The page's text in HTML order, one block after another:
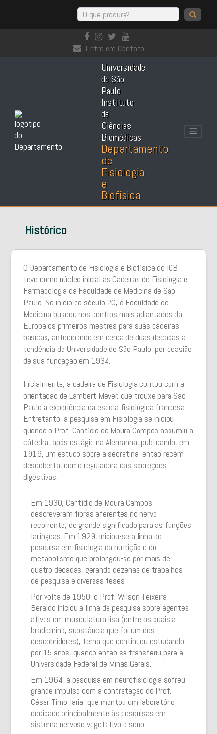
Entre em Contato
Universidade
de São
Paulo
Instituto
de
Ciências
Biomédicas
Departamento
de
Fisiologia
e
Biofísica
Histórico
O Departamento de Fisiologia e Biofísica do ICB
teve como núcleo inicial as Cadeiras de Fisiologia e
Farmacologia da Faculdade de Medicina de São
Paulo. No início do século 20, a Faculdade de
Medicina buscou nos centros mais adiantados da
Europa os primeiros mestres para suas cadeiras
básicas, antecipando em cerca de duas décadas a
tendência da Universidade de São Paulo, por ocasião
de sua fundação em 1934.
Inicialmente, a cadeira de Fisiologia contou com a
orientação de Lambert Meyer, que trouxe para São
Paulo a experiência da escola fisiológica francesa.
Entretanto, a pesquisa em Fisiologia se iniciou
quando o Prof. Cantídio de Moura Campos assumiu a
cátedra, após estágio na Alemanha, publicando, em
1919, um estudo sobre a secretina, então recém
descoberta, como reguladora das secreções
digestivas.
Em 1930, Cantídio de Moura Campos
descreveram fibras aferentes no nervo
recorrente, de grande significado para as funções
laríngeas. Em 1929, iniciou-se a linha de
pesquisa em fisiologia da nutrição e do
metabolismo que prolongou-se por mais de
quatro décadas, gerando dezenas de trabalhos
de pesquisa e diversas teses.
Por volta de 1950, o Prof. Wilson Teixeira
Beraldo iniciou a linha de pesquisa sobre agentes
ativos em musculatura lisa (entre os quais a
bradicinina, substância que foi um dos
descobridores), tema que continuou estudando
por 15 anos, quando então se transferiu para a
Universidade Federal de Minas Gerais.
Em 1964, a pesquisa em neurofisiologia sofreu
grande impulso com a contratação do Prof.
César Timo-Iaria, que montou um laboratório
dedicado principalmente às pesquisas em
sistema nervoso vegetativo e sono.